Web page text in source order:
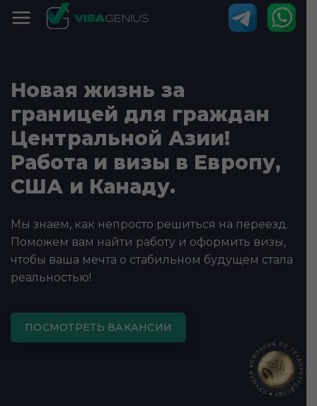
Новая жизнь за
границей для граждан
Центральной Азии!
Работа и визы в Европу,
США и Канаду.
Мы знаем, как непросто решиться на переезд.
Поможем вам найти работу и оформить визы,
чтобы ваша мечта о стабильном будущем стала
реальностью!
ПОСМОТРЕТЬ ВАКАНСИИ